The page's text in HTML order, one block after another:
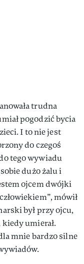
trudna
pogodzić bycia
I to nie jest
do czegoś
tego wywiadu
dużo żalu i
ojcem dwójki
mówił
był przy ojcu,
umierał.
mnie bardzo silne